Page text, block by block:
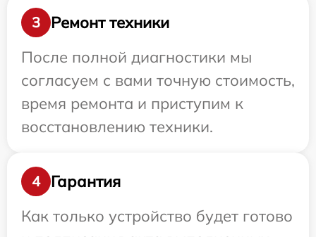
3
Ремонт техники
После полной диагностики мы
согласуем с вами точную стоимость,
время ремонта и приступим к
восстановлению техники.
4
Гарантия
Как только устройство будет готово